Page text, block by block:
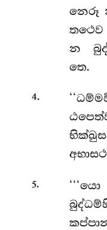
නෙරූ
න
තෙ.
4.
5.